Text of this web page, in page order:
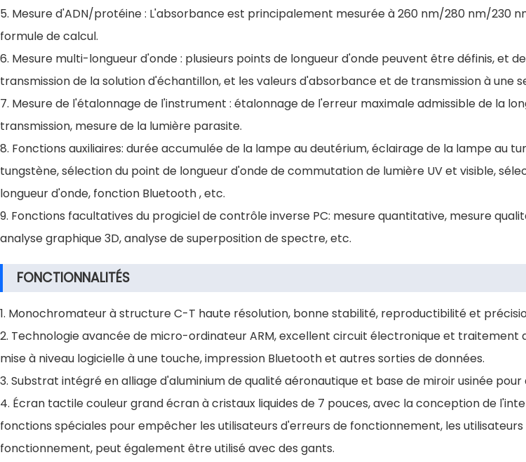
5. Mesure d'ADN/protéine : L'absorbance est principalement mesurée à 260 nm/280 nm/
formule de calcul.
6. Mesure multi-longueur d'onde : plusieurs points de longueur d'onde peuvent être définis, et
transmission de la solution d'échantillon, et les valeurs d'absorbance et de transmission à une
7. Mesure de l'étalonnage de l'instrument : étalonnage de l'erreur maximale admissible de la
transmission, mesure de la lumière parasite.
8. Fonctions auxiliaires: durée accumulée de la lampe au deutérium, éclairage de la lampe
tungstène, sélection du point de longueur d'onde de commutation de lumière UV et visible,
longueur d'onde, fonction Bluetooth , etc.
9. Fonctions facultatives du progiciel de contrôle inverse PC: mesure quantitative, mesure
analyse graphique 3D, analyse de superposition de spectre, etc.
FONCTIONNALITÉS
1. Monochromateur à structure C-T haute résolution, bonne stabilité, reproductibilité et
2. Technologie avancée de micro-ordinateur ARM, excellent circuit électronique et traitement
mise à niveau logicielle à une touche, impression Bluetooth et autres sorties de données.
3. Substrat intégré en alliage d'aluminium de qualité aéronautique et base de miroir usinée
4. Écran tactile couleur grand écran à cristaux liquides de 7 pouces, avec la conception de
fonctions spéciales pour empêcher les utilisateurs d'erreurs de fonctionnement, les
fonctionnement, peut également être utilisé avec des gants.